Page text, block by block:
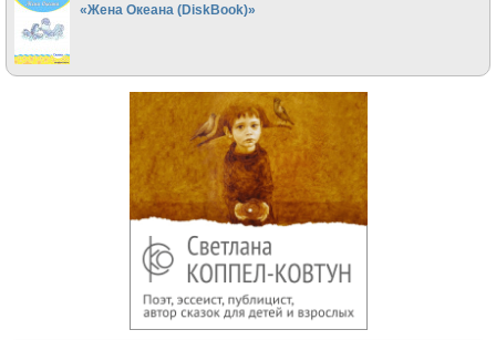
«Жена Океана (DiskBook)»